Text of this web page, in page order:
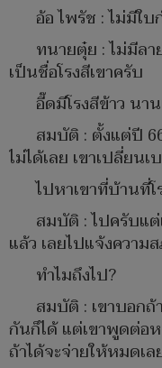
อ้อ ไพรัช : ไม่มีใ
ทนายตุ๋ย : ไม่มีลา
เป็นชื่อโรงสีเขาครับ
อี๊ดมีโรงสีข้าว น
สมบัติ : ตั้งแต่ปี
ไม่ได้เลย เขาเปลี่ยน
ไปหาเขาที่บ้านที่
สมบัติ : ไปครับแต่
แล้ว เลยไปแจ้งความ
ทำไมถึงไป?
สมบัติ : เขาบอกถ้
กันก็ได้ แต่เขาพูดต่อห
ถ้าได้จะจ่ายให้หมดเ